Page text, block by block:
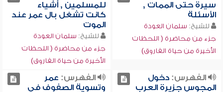
سيرة حتى الممات ,
الأسئلة
للشيخ: سلمان العودة
جزء من محاضرة ( اللحظات
الأخيرة من حياة الفاروق)
للمسلمين , أشياء
كانت تشغل بال عمر عند
الموت
للشيخ: سلمان العودة
جزء من محاضرة ( اللحظات
الأخيرة من حياة الفاروق)
الفهرس:دخول
المجوس جزيرة العرب
الفهرس: عمر
وتسوية الصفوف في